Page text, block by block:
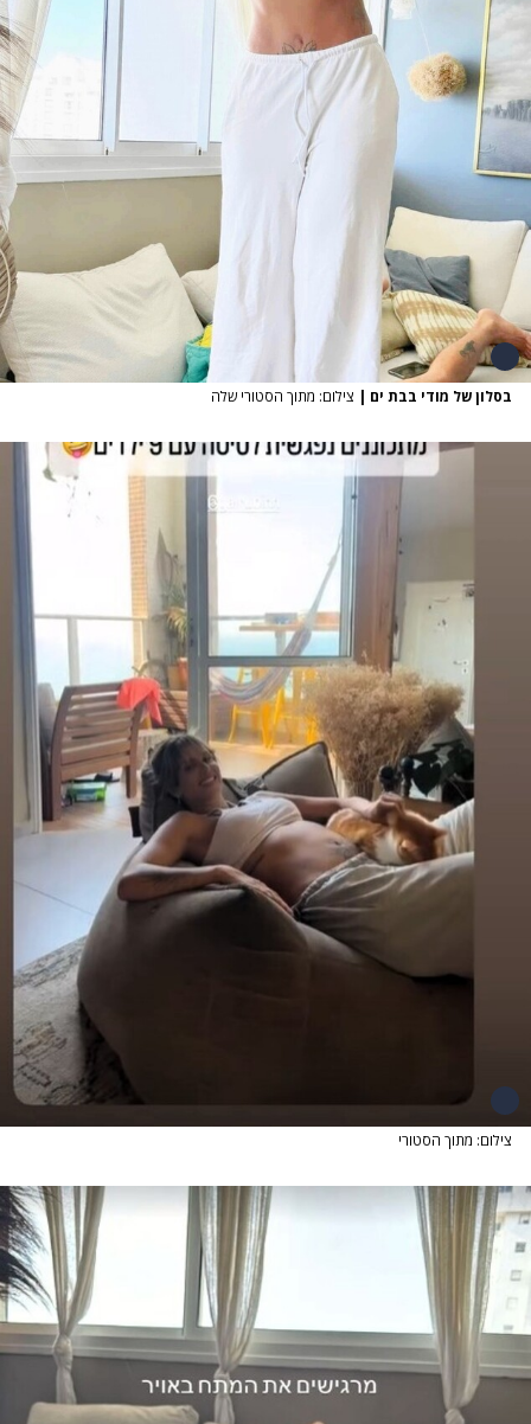
בסלון של מודי בבת ים | צילום: מתוך הסטורי שלה
צילום: מתוך הסטורי